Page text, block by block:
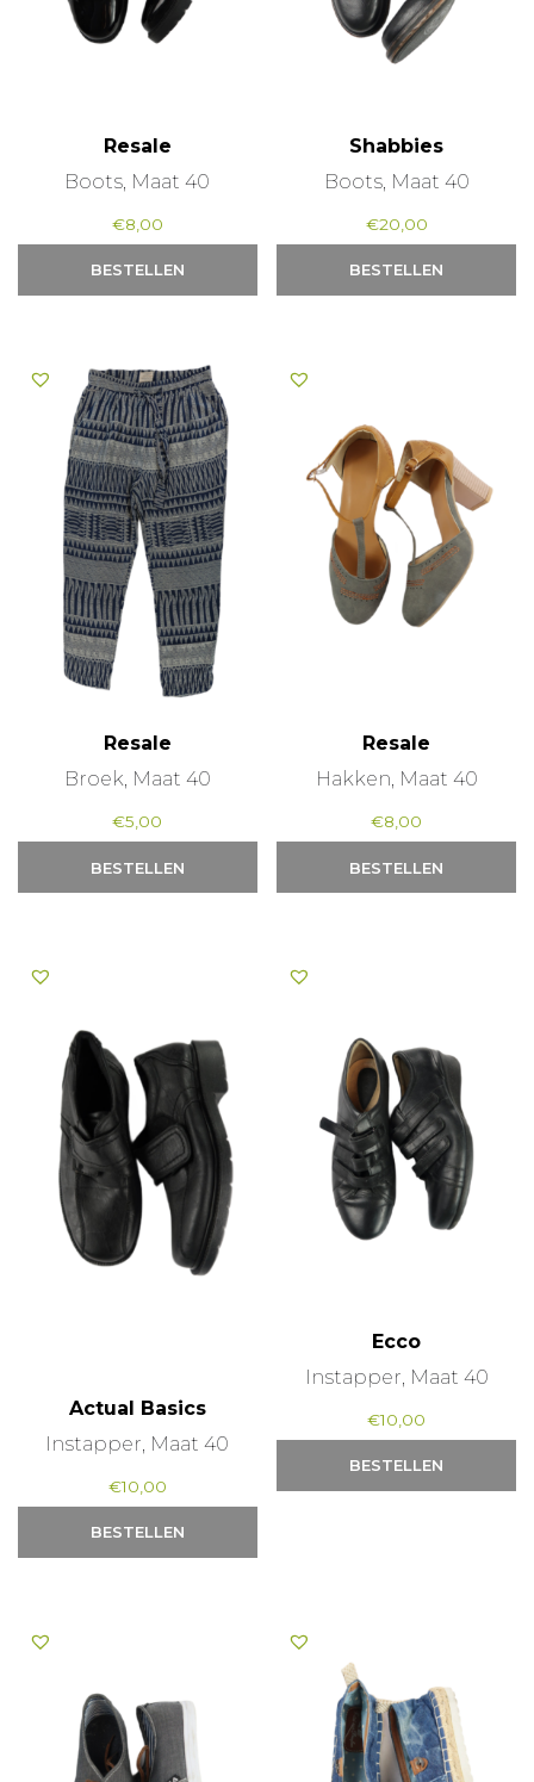
Resale
Boots, Maat 40
€8,00
BESTELLEN
Shabbies
Boots, Maat 40
€20,00
BESTELLEN
Resale
Broek, Maat 40
€5,00
BESTELLEN
Resale
Hakken, Maat 40
€8,00
BESTELLEN
Actual Basics
Instapper, Maat 40
€10,00
BESTELLEN
Ecco
Instapper, Maat 40
€10,00
BESTELLEN